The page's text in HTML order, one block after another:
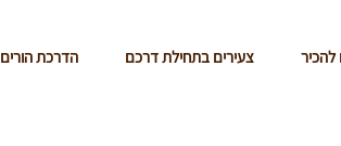
להכיר צעירים בתחילת דרכם הדרכת הורים